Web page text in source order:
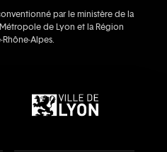
par le ministère de la
de Lyon et la Région